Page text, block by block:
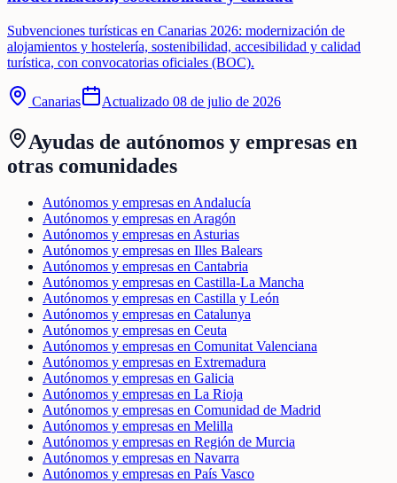
Subvenciones turísticas en Canarias 2026: modernización de
alojamientos y hostelería, sostenibilidad, accesibilidad y calidad
turística, con convocatorias oficiales (BOC).
Canarias Actualizado 08 de julio de 2026
Ayudas de autónomos y empresas en
otras comunidades
Autónomos y empresas en Andalucía
Autónomos y empresas en Aragón
Autónomos y empresas en Asturias
Autónomos y empresas en Illes Balears
Autónomos y empresas en Cantabria
Autónomos y empresas en Castilla-La Mancha
Autónomos y empresas en Castilla y León
Autónomos y empresas en Catalunya
Autónomos y empresas en Ceuta
Autónomos y empresas en Comunitat Valenciana
Autónomos y empresas en Extremadura
Autónomos y empresas en Galicia
Autónomos y empresas en La Rioja
Autónomos y empresas en Comunidad de Madrid
Autónomos y empresas en Melilla
Autónomos y empresas en Región de Murcia
Autónomos y empresas en Navarra
Autónomos y empresas en País Vasco